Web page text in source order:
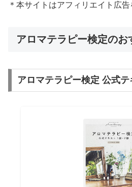
＊本サイトはアフィリエイト広
アロマテラピー検定のお
アロマテラピー検定 公式テ